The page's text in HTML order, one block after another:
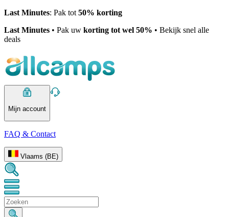
Last Minutes: Pak tot 50% korting
Last Minutes • Pak uw korting tot wel 50% • Bekijk snel alle
deals
Mijn account
FAQ & Contact
Vlaams (BE)